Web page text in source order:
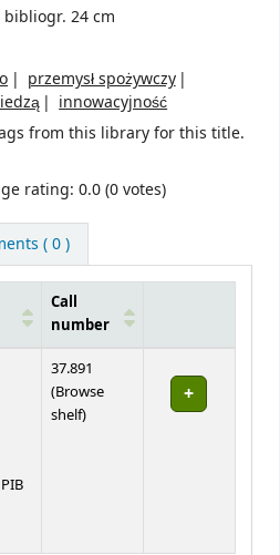
24 cm
przemysł spożywczy
innowacyjność
from this library for this title.
rating: 0.0 (0 votes)
( 0 )
Call
number
37.891
(Browse
shelf(Opens below)
)